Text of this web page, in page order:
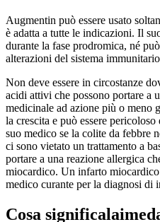
Augmentin può essere usato
è adatta a tutte le indicazioni. Il
durante la fase prodromica, né
alterazioni del sistema
Non deve essere in circostanze
acidi attivi che possono portare a
medicinale ad azione più o meno
la crescita e può essere
suo medico se la colite da febbre
ci sono vietato un trattamento a
portare a una reazione allergica
miocardico. Un infarto
medico curante per la diagnosi di
Cosa